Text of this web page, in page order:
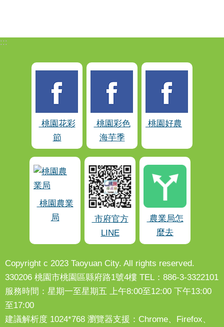
:::
桃園花彩
節
桃園彩色
海芋季
桃園好農
桃園農業
局
市府官方
LINE
農業局怎
麼去
Copyright c 2023 Taoyuan City. All rights reserved.
330206 桃園市桃園區縣府路1號4樓 TEL：886-3-3322101
服務時間：星期一至星期五 上午8:00至12:00 下午13:00
至17:00
建議解析度 1024*768 瀏覽器支援：Chrome、Firefox、